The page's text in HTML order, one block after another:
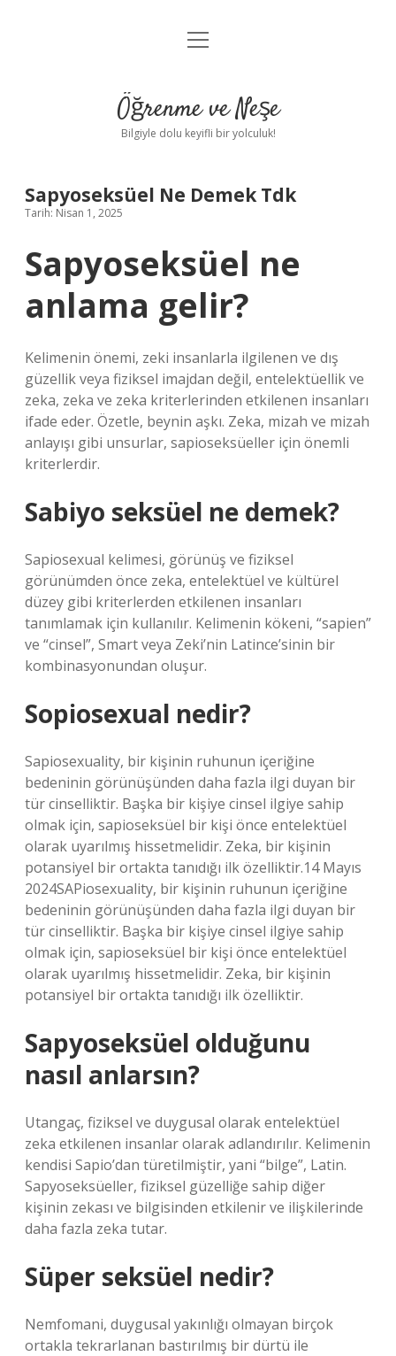
Anasayfa
Yasal Uyarı
menüyü
Öğrenme ve Neşe
Bilgiyle dolu keyifli bir yolculuk!
Sapyoseksüel Ne Demek Tdk
Tarih: Nisan 1, 2025
Sapyoseksüel ne
anlama gelir?
Kelimenin önemi, zeki insanlarla ilgilenen ve dış
güzellik veya fiziksel imajdan değil, entelektüellik ve
zeka, zeka ve zeka kriterlerinden etkilenen insanları
ifade eder. Özetle, beynin aşkı. Zeka, mizah ve mizah
anlayışı gibi unsurlar, sapioseksüeller için önemli
kriterlerdir.
Sabiyo seksüel ne demek?
Sapiosexual kelimesi, görünüş ve fiziksel
görünümden önce zeka, entelektüel ve kültürel
düzey gibi kriterlerden etkilenen insanları
tanımlamak için kullanılır. Kelimenin kökeni, “sapien”
ve “cinsel”, Smart veya Zeki’nin Latince’sinin bir
kombinasyonundan oluşur.
Sopiosexual nedir?
Sapiosexuality, bir kişinin ruhunun içeriğine
bedeninin görünüşünden daha fazla ilgi duyan bir
tür cinselliktir. Başka bir kişiye cinsel ilgiye sahip
olmak için, sapioseksüel bir kişi önce entelektüel
olarak uyarılmış hissetmelidir. Zeka, bir kişinin
potansiyel bir ortakta tanıdığı ilk özelliktir.14 Mayıs
2024SAPiosexuality, bir kişinin ruhunun içeriğine
bedeninin görünüşünden daha fazla ilgi duyan bir
tür cinselliktir. Başka bir kişiye cinsel ilgiye sahip
olmak için, sapioseksüel bir kişi önce entelektüel
olarak uyarılmış hissetmelidir. Zeka, bir kişinin
potansiyel bir ortakta tanıdığı ilk özelliktir.
Sapyoseksüel olduğunu
nasıl anlarsın?
Utangaç, fiziksel ve duygusal olarak entelektüel
zeka etkilenen insanlar olarak adlandırılır. Kelimenin
kendisi Sapio’dan türetilmiştir, yani “bilge”, Latin.
Sapyoseksüeller, fiziksel güzelliğe sahip diğer
kişinin zekası ve bilgisinden etkilenir ve ilişkilerinde
daha fazla zeka tutar.
Süper seksüel nedir?
Nemfomani, duygusal yakınlığı olmayan birçok
ortakla tekrarlanan bastırılmış bir dürtü ile